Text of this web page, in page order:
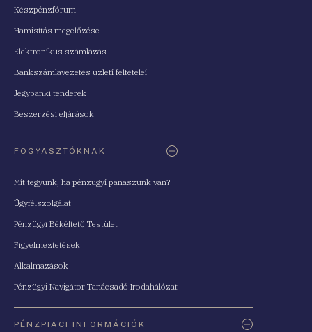
Készpénzfórum
Hamisítás megelőzése
Elektronikus számlázás
Bankszámlavezetés üzleti feltételei
Jegybanki tenderek
Beszerzési eljárások
FOGYASZTÓKNAK
Mit tegyünk, ha pénzügyi panaszunk van?
Ügyfélszolgálat
Pénzügyi Békéltető Testület
Figyelmeztetések
Alkalmazások
Pénzügyi Navigátor Tanácsadó Irodahálózat
PÉNZPIACI INFORMÁCIÓK